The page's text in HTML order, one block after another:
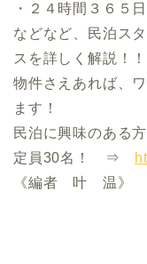
・２４時間３６５
などなど、民泊ス
スを詳しく解説！！
物件さえあれば、
ます！
民泊に興味のある
定員30名！ ⇒
《編者 叶 温》